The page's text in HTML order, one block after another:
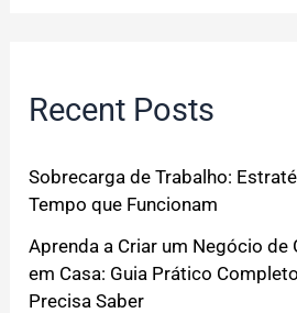
Recent Posts
Sobrecarga de Trabalho:
Tempo que Funcionam
Aprenda a Criar um Negócio de
em Casa: Guia Prático
Precisa Saber